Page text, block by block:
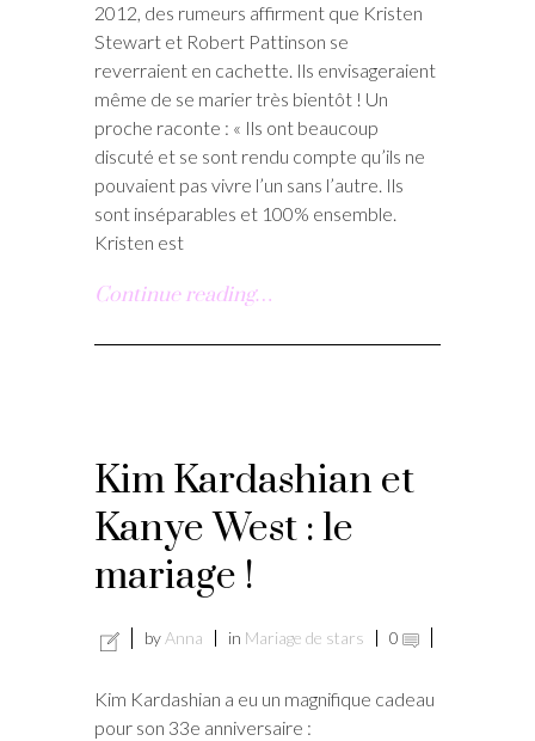
2012, des rumeurs affirment que Kristen
Stewart et Robert Pattinson se
reverraient en cachette. Ils envisageraient
même de se marier très bientôt ! Un
proche raconte : « Ils ont beaucoup
discuté et se sont rendu compte qu’ils ne
pouvaient pas vivre l’un sans l’autre. Ils
sont inséparables et 100% ensemble.
Kristen est
Continue reading…
Kim Kardashian et
Kanye West : le
mariage !
byAnna in Mariage de stars 0
Kim Kardashian a eu un magnifique cadeau
pour son 33e anniversaire :